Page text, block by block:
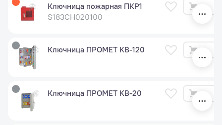
Ключница пожарная ПКР1
S183CH020100
Ключница ПРОМЕТ KB-120
Ключница ПРОМЕТ KB-20